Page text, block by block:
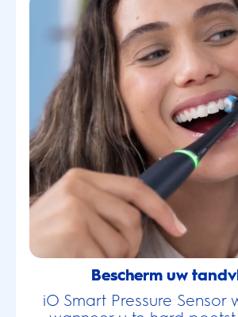
Bescherm uw
iO Smart Pressure Sensor